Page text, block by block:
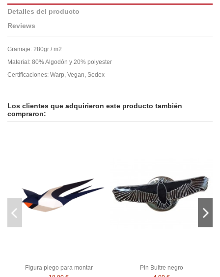
Detalles del producto
Reviews
Gramaje: 280gr / m2
Material: 80% Algodón y 20% polyester
Certificaciones: Warp, Vegan, Sedex
Los clientes que adquirieron este producto también
compraron:
Figura plego para montar
Pin Buitre negro